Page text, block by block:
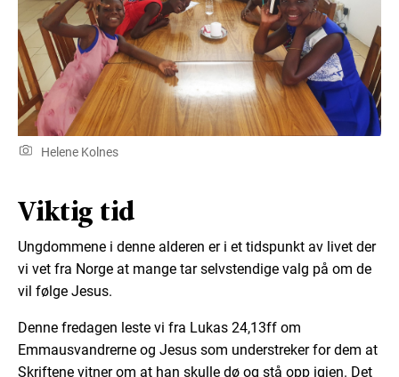
Helene Kolnes
Viktig tid
Ungdommene i denne alderen er i et tidspunkt av livet der
vi vet fra Norge at mange tar selvstendige valg på om de
vil følge Jesus.
Denne fredagen leste vi fra Lukas 24,13ff om
Emmausvandrerne og Jesus som understreker for dem at
Skriftene vitner om at han skulle dø og stå opp igjen. Det